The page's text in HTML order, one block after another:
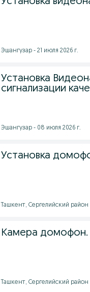
Эшангузар - 21 июля 2026 г.
Установка
сигнализации
Эшангузар - 08 июля 2026 г.
Установка
Ташкент, Сергелийский
Камера домофон.
Ташкент, Сергелийский район